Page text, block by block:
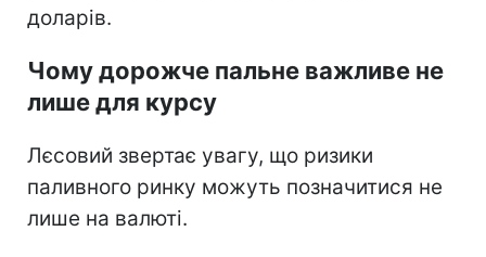
доларів.
Чому дорожче пальне важливе не
лише для курсу
Лєсовий звертає увагу, що ризики
паливного ринку можуть позначитися не
лише на валюті.